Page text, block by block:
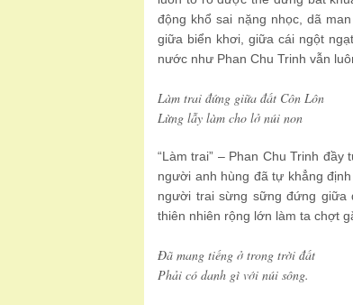
động khổ sai nặng nhọc, dã
giữa biển khơi, giữa cái ngột
nước như Phan Chu Trinh vẫn
Làm trai đứng giữa đất Côn Lôn
Lừng lẫy làm cho lở núi non
“Làm trai” – Phan Chu Trinh
người anh hùng đã tự khẳng
người trai sừng sững đứng giữa
thiên nhiên rộng lớn làm ta chợt
Đã mang tiếng ở trong trời đất
Phải có danh gì với núi sông.